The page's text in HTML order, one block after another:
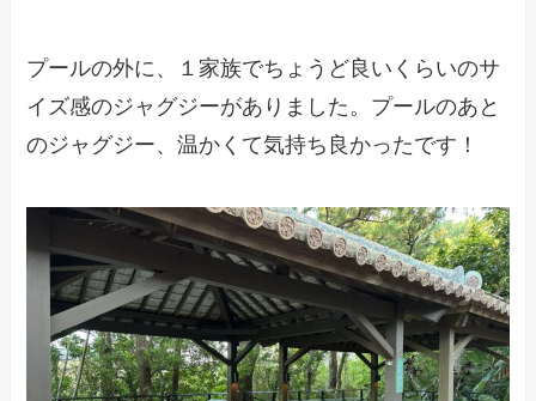
プールの外に、１家族でちょうど良いくらいのサ
イズ感のジャグジーがありました。プールのあと
のジャグジー、温かくて気持ち良かったです！